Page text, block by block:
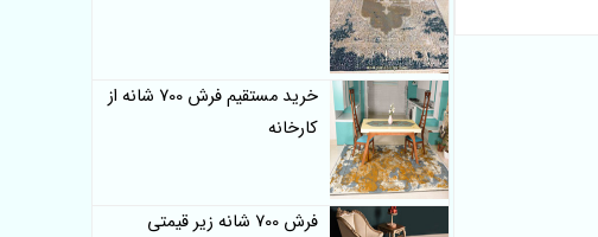
خرید مستقیم فرش 700 شانه از
کارخانه
فرش 700 شانه زیر قیمتی